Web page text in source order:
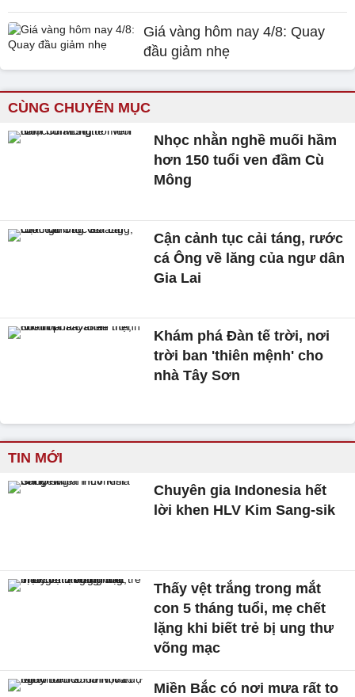
Giá vàng hôm nay 4/8: Quay
đầu giảm nhẹ
CÙNG CHUYÊN MỤC
Nhọc nhằn nghề muối hầm
hơn 150 tuổi ven đầm Cù
Mông
Cận cảnh tục cải táng, rước
cá Ông về lăng của ngư dân
Gia Lai
Khám phá Đàn tế trời, nơi
trời ban 'thiên mệnh' cho
nhà Tây Sơn
TIN MỚI
Chuyên gia Indonesia hết
lời khen HLV Kim Sang-sik
Thấy vệt trắng trong mắt
con 5 tháng tuổi, mẹ chết
lặng khi biết trẻ bị ung thư
võng mạc
Miền Bắc có nơi mưa rất to